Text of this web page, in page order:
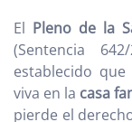
El Pleno de la
(Sentencia
establecido
viva en la casa
pierde el